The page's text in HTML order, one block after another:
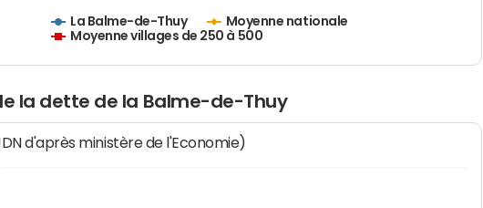
La Balme-de-Thuy
Moyenne nationale
Moyenne villages de 250 à 500
la dette de la Balme-de-Thuy
d'après ministère de l'Economie)